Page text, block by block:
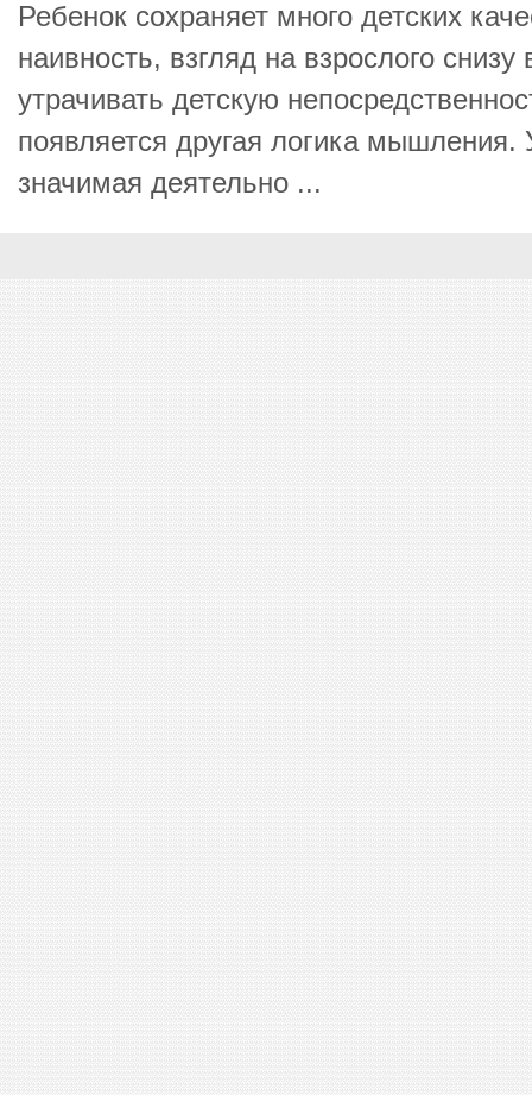
Ребенок сохраняет много детских
наивность, взгляд на взрослого
утрачивать детскую
появляется другая логика мышления.
значимая деятельно ...